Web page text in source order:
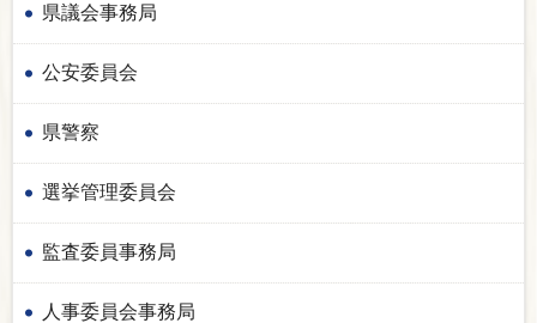
県議会事務局
公安委員会
県警察
選挙管理委員会
監査委員事務局
人事委員会事務局